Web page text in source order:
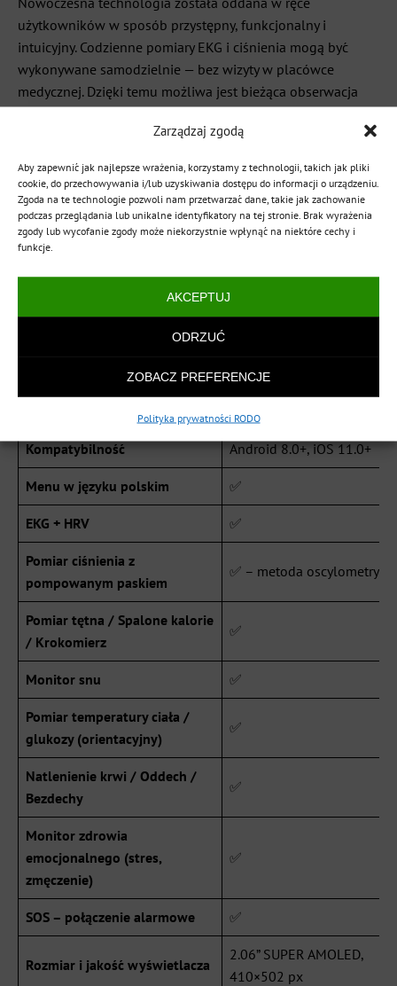
Zarządzaj zgodą
Aby zapewnić jak najlepsze wrażenia, korzystamy z technologii, takich jak pliki
cookie, do przechowywania i/lub uzyskiwania dostępu do informacji o urządzeniu.
Zgoda na te technologie pozwoli nam przetwarzać dane, takie jak zachowanie
podczas przeglądania lub unikalne identyfikatory na tej stronie. Brak wyrażenia
zgody lub wycofanie zgody może niekorzystnie wpłynąć na niektóre cechy i
funkcje.
AKCEPTUJ
ODRZUĆ
ZOBACZ PREFERENCJE
Polityka prywatności RODO
użytkowników w sposób przystępny, funkcjonalny i
intuicyjny. Codzienne pomiary EKG i ciśnienia mogą być
wykonywane samodzielnie — bez wizyty w placówce
medycznej. Dzięki temu możliwa jest bieżąca obserwacja
zmian w układzie sercowo-naczyniowym, co wspiera
profilaktykę i ułatwia rozmowę z lekarzem.
Urządzenia EXON z pompowanym mankietem i modułem
EKG to praktyczne wsparcie domowej samoobserwacji.
Precyzja, która wspiera codzienną obserwację. Komfort,
który można nosić.
✅Tabela porównawcza modeli EXON
Kardiowatch – BIOTRACK vs ARTERIX
Funkcja / Parametr
KARDIOWATCH EKG
Kompatybilność Android 8.0+, iOS 11.0+
Menu w języku polskim ✅
EKG + HRV ✅
Pomiar ciśnienia z
pompowanym paskiem
✅ – metoda
Pomiar tętna / Spalone kalorie
/ Krokomierz
✅
Monitor snu ✅
Pomiar temperatury ciała /
glukozy (orientacyjny)
✅
Natlenienie krwi / Oddech /
Bezdechy
✅
Monitor zdrowia
emocjonalnego (stres,
zmęczenie)
✅
SOS – połączenie alarmowe ✅
Rozmiar i jakość wyświetlacza
2.06” SUPER AMOLED,
410×502 px